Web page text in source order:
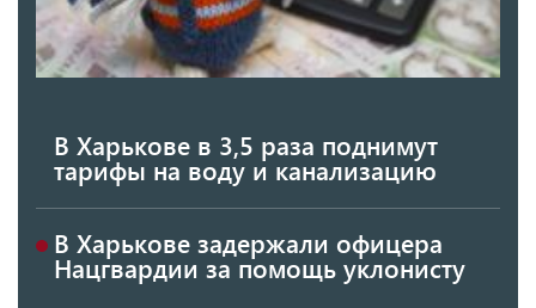
В Харькове в 3,5 раза поднимут
тарифы на воду и канализацию
В Харькове задержали офицера
Нацгвардии за помощь уклонисту